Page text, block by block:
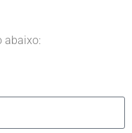
abaixo: